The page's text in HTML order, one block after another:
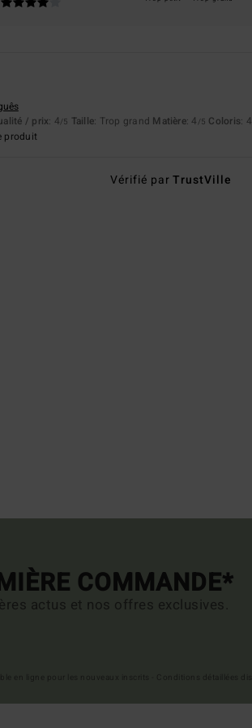
/ prix: 4/5 Taille: Trop grand Matière: 4 /5 Coloris: 4
produit
Vérifié parTrustVille
COMMANDE*
actus et nos offres exclusives.